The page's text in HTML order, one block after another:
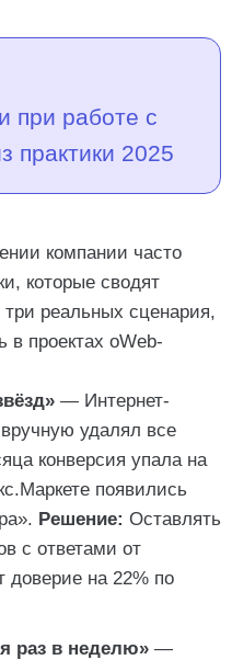
при работе с
практики 2025
компании часто
которые сводят
реальных сценария,
проектах oWeb-
— Интернет-
удалял все
конверсия упала на
появились
Решение: Оставлять
с ответами от
на 22% по
раз в неделю» —